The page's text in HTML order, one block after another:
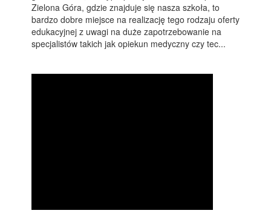
Zielona Góra, gdzie znajduje się nasza szkoła, to
bardzo dobre miejsce na realizację tego rodzaju oferty
edukacyjnej z uwagi na duże zapotrzebowanie na
specjalistów takich jak opiekun medyczny czy tec...